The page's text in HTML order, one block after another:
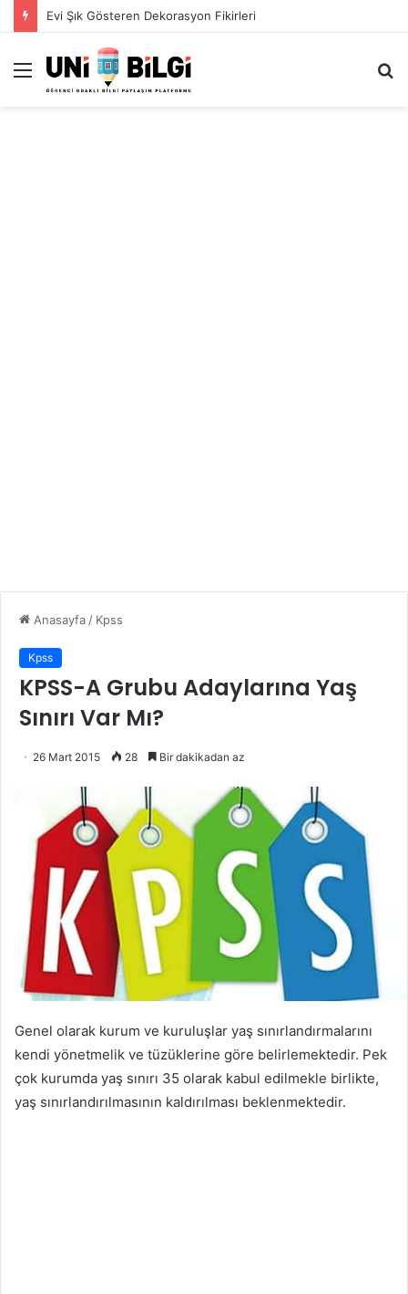
Evi Şık Gösteren Dekorasyon Fikirleri
Menü
Anasayfa / Kpss
Kpss
KPSS-A Grubu Adaylarına Yaş
Sınırı Var Mı?
26 Mart 2015 28 Bir dakikadan az
Genel olarak kurum ve kuruluşlar yaş sınırlandırmalarını
kendi yönetmelik ve tüzüklerine göre belirlemektedir. Pek
çok kurumda yaş sınırı 35 olarak kabul edilmekle birlikte,
yaş sınırlandırılmasının kaldırılması beklenmektedir.